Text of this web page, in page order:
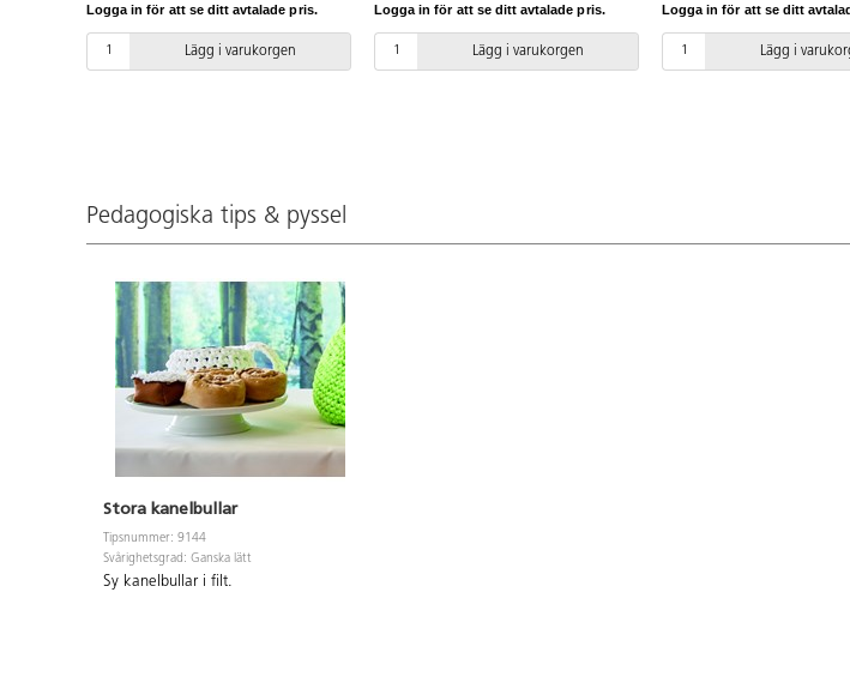
Logga in för att se ditt avtalade pris.
Lägg i varukorgen
Logga in för att se ditt avtalade pris.
Lägg i varukorgen
sysax, textillim, 80 synålar
stoppnålar, 30 tygklämmor,
Logga in för att se ditt
Lägg i
Pedagogiska tips & pyssel
Stora kanelbullar
Tipsnummer: 9144
Svårighetsgrad: Ganska lätt
Sy kanelbullar i filt.